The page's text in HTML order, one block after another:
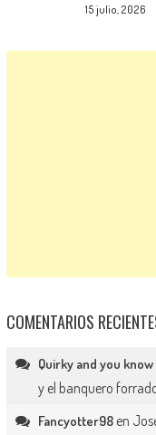
15 julio, 2026
COMENTARIOS
Quirky and you
y el banquero
Fancyotter98en